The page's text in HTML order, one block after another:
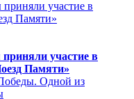
участие в
Памяти»